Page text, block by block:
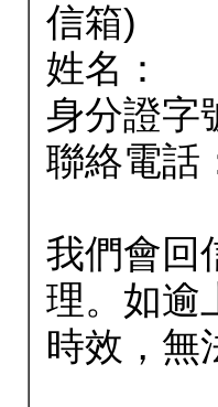
信箱)
姓名：
身分證字
聯絡電話
我們會回
理。如逾
時效，無